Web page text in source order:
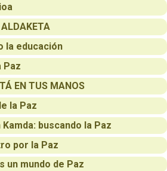
la educación
Paz
EN TUS MANOS
la Paz
buscando la Paz
por la Paz
un mundo de Paz